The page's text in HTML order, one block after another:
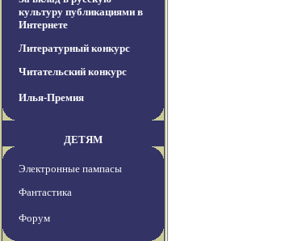
культуру публикациями в
Интернете
Литературный конкурс
Читательский конкурс
Илья-Премия
ДЕТЯМ
Электронные пампасы
Фантастика
Форум